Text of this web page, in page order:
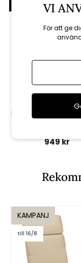
AeroCover
Dynväska 200x75 H
949 kr
KAMPANJ
till 16/8
VI
För att ge